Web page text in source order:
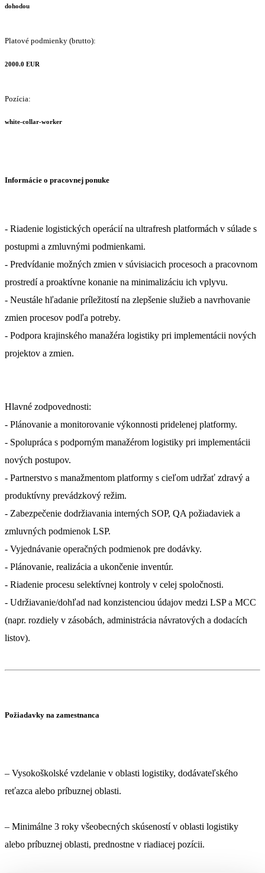
dohodou
Platové podmienky (brutto):
2000.0 EUR
Pozícia:
white-collar-worker
Informácie o pracovnej ponuke
- Riadenie logistických operácií na ultrafresh platformách v súlade s
postupmi a zmluvnými podmienkami.
- Predvídanie možných zmien v súvisiacich procesoch a pracovnom
prostredí a proaktívne konanie na minimalizáciu ich vplyvu.
- Neustále hľadanie príležitostí na zlepšenie služieb a navrhovanie
zmien procesov podľa potreby.
- Podpora krajinského manažéra logistiky pri implementácii nových
projektov a zmien.
Hlavné zodpovednosti:
- Plánovanie a monitorovanie výkonnosti pridelenej platformy.
- Spolupráca s podporným manažérom logistiky pri implementácii
nových postupov.
- Partnerstvo s manažmentom platformy s cieľom udržať zdravý a
produktívny prevádzkový režim.
- Zabezpečenie dodržiavania interných SOP, QA požiadaviek a
zmluvných podmienok LSP.
- Vyjednávanie operačných podmienok pre dodávky.
- Plánovanie, realizácia a ukončenie inventúr.
- Riadenie procesu selektívnej kontroly v celej spoločnosti.
- Udržiavanie/dohľad nad konzistenciou údajov medzi LSP a MCC
(napr. rozdiely v zásobách, administrácia návratových a dodacích
listov).
Požiadavky na zamestnanca
– Vysokoškolské vzdelanie v oblasti logistiky, dodávateľského
reťazca alebo príbuznej oblasti.
– Minimálne 3 roky všeobecných skúseností v oblasti logistiky
alebo príbuznej oblasti, prednostne v riadiacej pozícii.